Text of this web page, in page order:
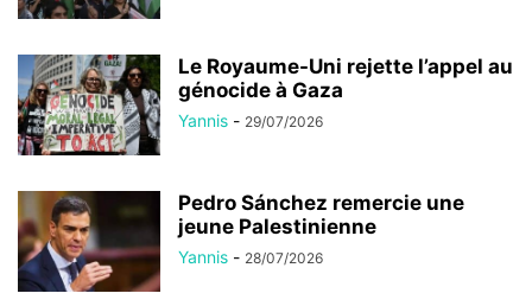
Le Royaume-Uni rejette l’appel au
génocide à Gaza
Yannis - 29/07/2026
Pedro Sánchez remercie une
jeune Palestinienne
Yannis - 28/07/2026